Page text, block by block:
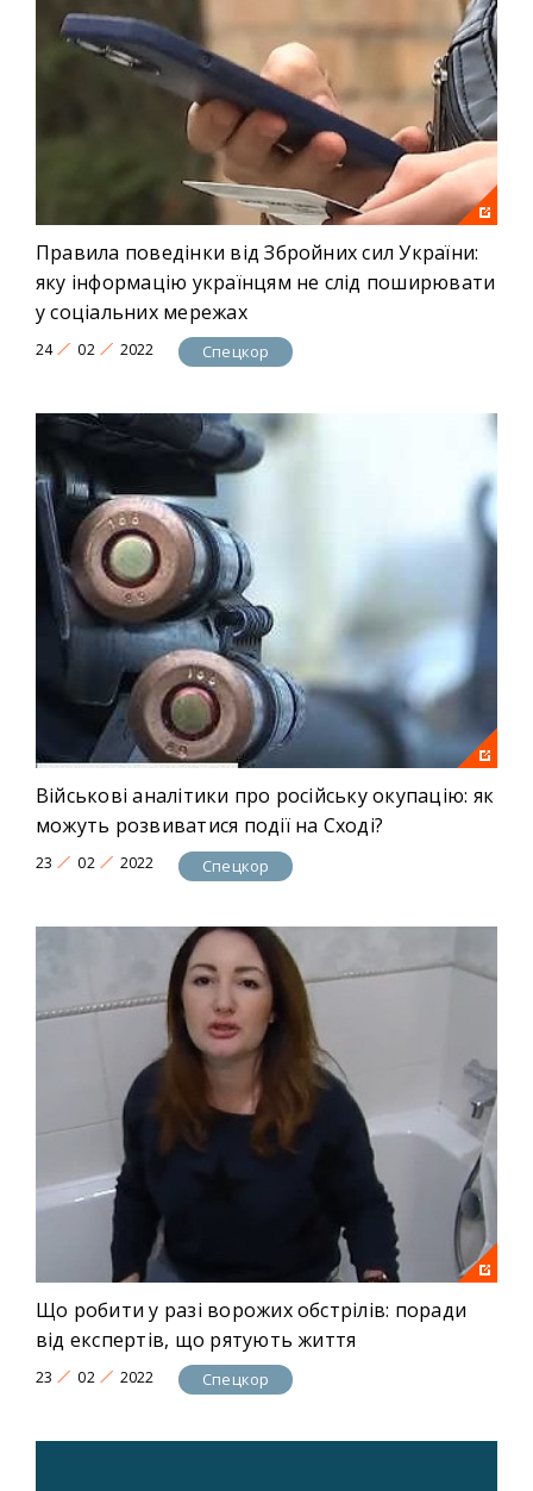
Правила поведінки від Збройних сил України:
яку інформацію українцям не слід поширювати
у соціальних мережах
24 02 2022 Спецкор
Військові аналітики про російську окупацію: як
можуть розвиватися події на Сході?
23 02 2022 Спецкор
Що робити у разі ворожих обстрілів: поради
від експертів, що рятують життя
23 02 2022 Спецкор